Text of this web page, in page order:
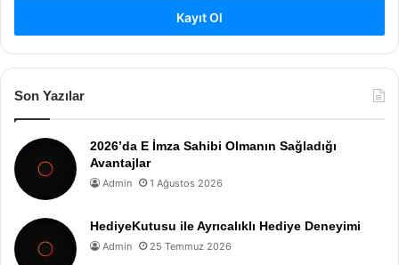
Kayıt Ol
Son Yazılar
2026’da E İmza Sahibi Olmanın Sağladığı
Avantajlar
Admin 1 Ağustos 2026
HediyeKutusu ile Ayrıcalıklı Hediye Deneyimi
Admin 25 Temmuz 2026